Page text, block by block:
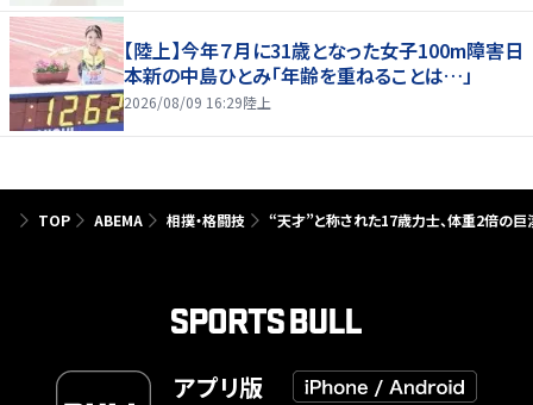
【陸上】今年７月に31歳となった女子100m障害日
本新の中島ひとみ「年齢を重ねることは…」
2026/08/09 16:29陸上
TOP ABEMA 相撲・格闘技 “天才”と称された17歳力士、体重2倍の
アプリ版